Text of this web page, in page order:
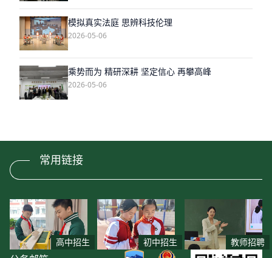
模拟真实法庭 思辨科技伦理
2026-05-06
乘势而为 精研深耕 坚定信心 再攀高峰
2026-05-06
常用链接
高中招生 初中招生 教师招聘